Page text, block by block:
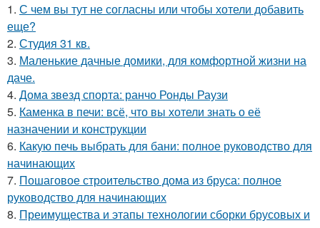
1. С чем вы тут не согласны или чтобы хотели добавить
еще?
2. Студия 31 кв.
3. Маленькие дачные домики, для комфортной жизни на
даче.
4. Дома звезд спорта: ранчо Ронды Раузи
5. Каменка в печи: всё, что вы хотели знать о её
назначении и конструкции
6. Какую печь выбрать для бани: полное руководство для
начинающих
7. Пошаговое строительство дома из бруса: полное
руководство для начинающих
8. Преимущества и этапы технологии сборки брусовых и